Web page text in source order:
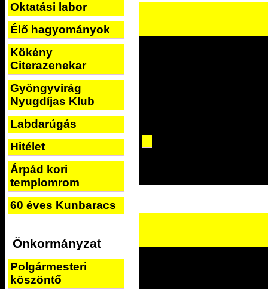
Oktatási labor
Élő hagyományok
Kökény
Citerazenekar
Gyöngyvirág
Nyugdíjas Klub
Labdarúgás
Hitélet
Árpád kori
templomrom
60 éves Kunbaracs
Önkormányzat
Polgármesteri
köszöntő